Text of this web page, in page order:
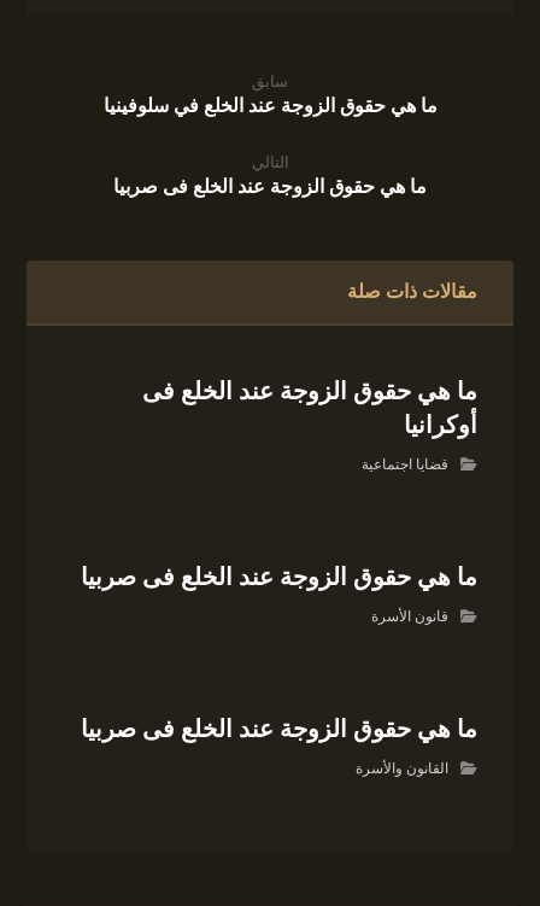
سابق
ما هي حقوق الزوجة عند الخلع في سلوفينيا
التالي
ما هي حقوق الزوجة عند الخلع فى صربيا
مقالات ذات صلة
ما هي حقوق الزوجة عند الخلع فى
أوكرانيا
قضايا اجتماعية
ما هي حقوق الزوجة عند الخلع فى صربيا
قانون الأسرة
ما هي حقوق الزوجة عند الخلع فى صربيا
القانون والأسرة